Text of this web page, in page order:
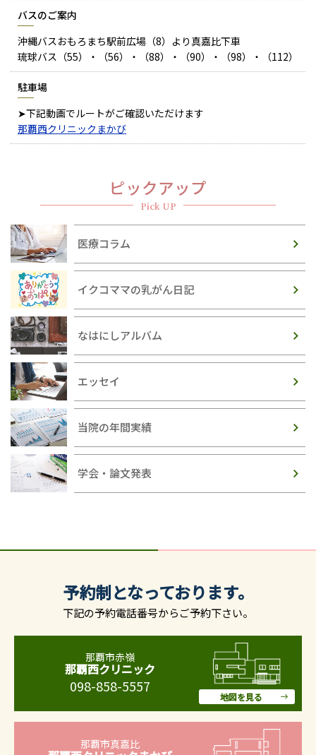
バスのご案内
沖縄バスおもろまち駅前広場（8）より真嘉比下車
琉球バス（55）・（56）・（88）・（90）・（98）・（112）
駐車場
➤下記動画でルートがご確認いただけます
那覇西クリニックまかび
ピックアップ
Pick UP
医療コラム
イクコママの乳がん日記
なはにしアルバム
エッセイ
当院の年間実績
学会・論文発表
予約制となっております。
下記の予約電話番号からご予約下さい。
那覇市赤嶺
那覇西クリニック
098-858-5557
地図を見る
那覇市真嘉比